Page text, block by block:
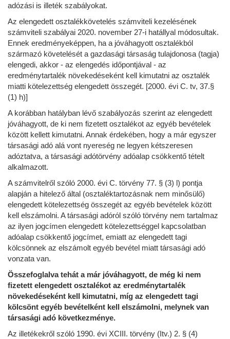
adózási is illeték szabályokat.
Az elengedett osztalékkövetelés számviteli kezelésének
számviteli szabályai 2020. november 27-i hatállyal módosultak.
Ennek eredményeképpen, ha a jóváhagyott osztalékból
származó követelését a gazdasági társaság tulajdonosa (tagja)
elengedi, akkor - az elengedés időpontjával - az
eredménytartalék növekedéseként kell kimutatni az osztalék
miatti kötelezettség elengedett összegét. [2000. évi C. tv, 37.§
(1) h)]
A korábban hatályban lévő szabályozás szerint az elengedett
jóváhagyott, de ki nem fizetett osztalékot az egyéb bevételek
között kellett kimutatni. Annak érdekében, hogy a már egyszer
társasági adó alá vont nyereség ne legyen kétszeresen
adóztatva, a társasági adótörvény adóalap csökkentő tételt
alkalmazott.
A számvitelről szóló 2000. évi C. törvény 77. § (3) l) pontja
alapján a hitelező által (osztaléktartozásnak nem minősülő)
elengedett kötelezettség összegét az egyéb bevételek között
kell elszámolni. A társasági adóról szóló törvény nem tartalmaz
az ilyen jogcímen elengedett kötelezettséggel kapcsolatban
adóalap csökkentő jogcímet, emiatt az elengedett tagi
kölcsönnek az elszámolt egyéb bevétel miatt társasági adó
vonzata van.
Összefoglalva tehát a már jóváhagyott, de még ki nem
fizetett elengedett osztalékot az eredménytartalék
növekedéseként kell kimutatni, míg az elengedett tagi
kölcsönt egyéb bevételként kell elszámolni, melynek van
társasági adó következménye.
Az illetékekről szóló 1990. évi XCIII. törvény (Itv.) 2. § (4)